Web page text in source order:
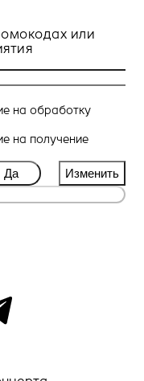
или
на обработку
на получение
Да Изменить